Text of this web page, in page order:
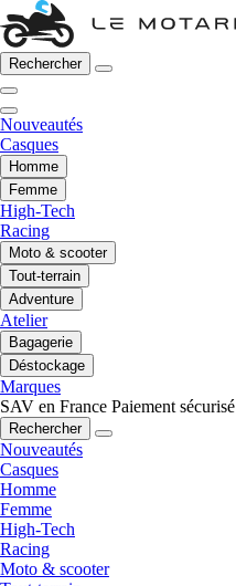
Rechercher
Nouveautés
Casques
Homme
Femme
High-Tech
Racing
Moto & scooter
Tout-terrain
Adventure
Atelier
Bagagerie
Déstockage
Marques
SAV en France Paiement sécurisé
Rechercher
Nouveautés
Casques
Homme
Femme
High-Tech
Racing
Moto & scooter